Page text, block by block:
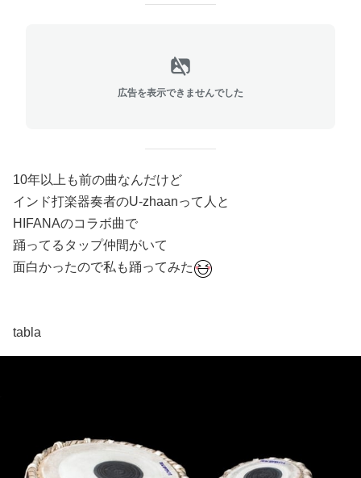
広告を表示できませんでした
10年以上も前の曲なんだけど
インド打楽器奏者のU-zhaanって人と
HIFANAのコラボ曲で
踊ってるタップ仲間がいて
面白かったので私も踊ってみた
tabla